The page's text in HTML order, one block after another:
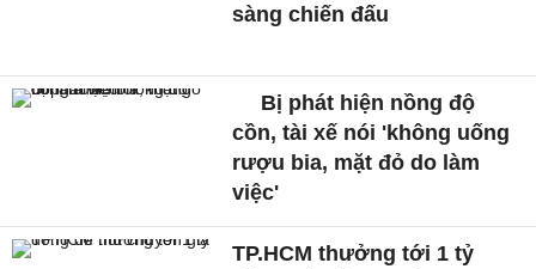
sàng chiến đấu
Bị phát hiện nồng độ
cồn, tài xế nói 'không uống
rượu bia, mặt đỏ do làm
việc'
TP.HCM thưởng tới 1 tỷ